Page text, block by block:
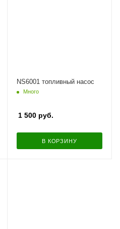
NS6001 топливный насос
Много
1 500руб.
В КОРЗИНУ